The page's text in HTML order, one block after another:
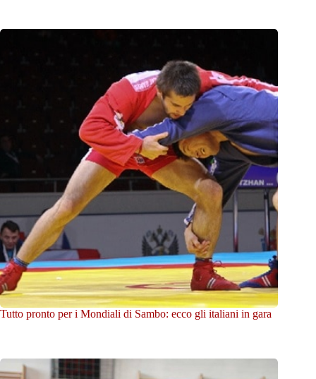
Tutto pronto per i Mondiali di Sambo: ecco gli italiani in gara